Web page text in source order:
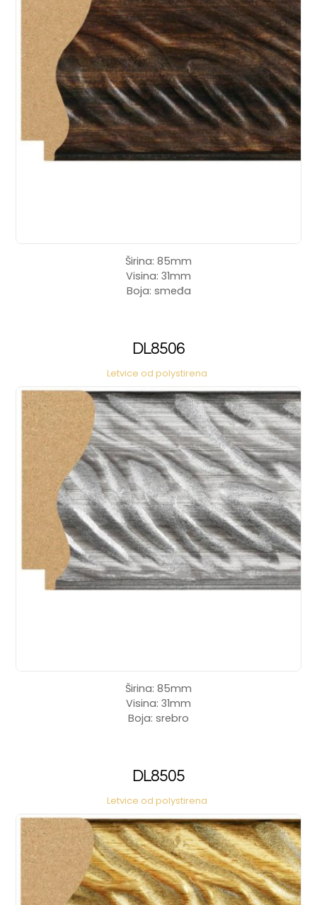
Širina: 85mm
Visina: 31mm
Boja: smeđa
DL8506
Letvice od polystirena
Širina: 85mm
Visina: 31mm
Boja: srebro
DL8505
Letvice od polystirena